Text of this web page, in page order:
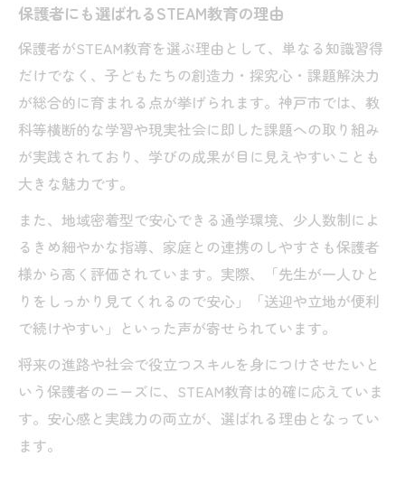
保護者にも選ばれるSTEAM教育の理由
保護者がSTEAM教育を選ぶ理由として、単なる知識習得
だけでなく、子どもたちの創造力・探究心・課題解決力
が総合的に育まれる点が挙げられます。神戸市では、教
科等横断的な学習や現実社会に即した課題への取り組み
が実践されており、学びの成果が目に見えやすいことも
大きな魅力です。
また、地域密着型で安心できる通学環境、少人数制によ
るきめ細やかな指導、家庭との連携のしやすさも保護者
様から高く評価されています。実際、「先生が一人ひと
りをしっかり見てくれるので安心」「送迎や立地が便利
で続けやすい」といった声が寄せられています。
将来の進路や社会で役立つスキルを身につけさせたいと
いう保護者のニーズに、STEAM教育は的確に応えていま
す。安心感と実践力の両立が、選ばれる理由となってい
ます。